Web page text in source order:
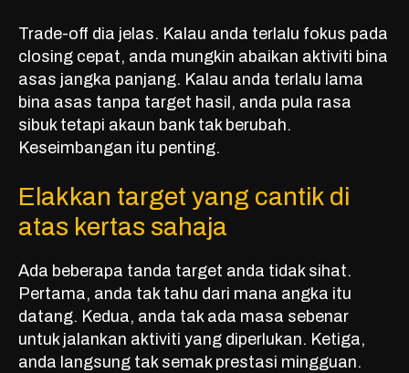
Trade-off dia jelas. Kalau anda terlalu fokus pada
closing cepat, anda mungkin abaikan aktiviti bina
asas jangka panjang. Kalau anda terlalu lama
bina asas tanpa target hasil, anda pula rasa
sibuk tetapi akaun bank tak berubah.
Keseimbangan itu penting.
Elakkan target yang cantik di
atas kertas sahaja
Ada beberapa tanda target anda tidak sihat.
Pertama, anda tak tahu dari mana angka itu
datang. Kedua, anda tak ada masa sebenar
untuk jalankan aktiviti yang diperlukan. Ketiga,
anda langsung tak semak prestasi mingguan.